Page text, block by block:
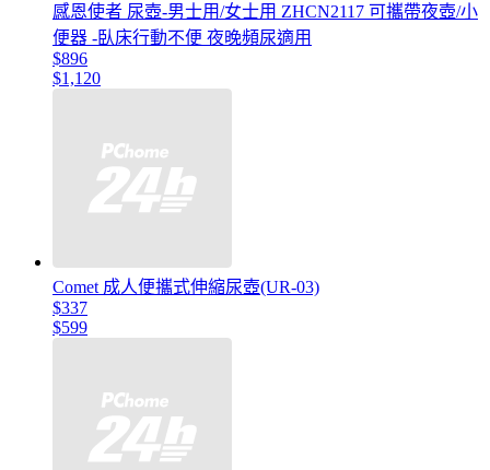
感恩使者 尿壺-男士用/女士用 ZHCN2117 可攜帶夜壺/小
便器 -臥床行動不便 夜晚頻尿適用
$896
$1,120
Comet 成人便攜式伸縮尿壺(UR-03)
$337
$599